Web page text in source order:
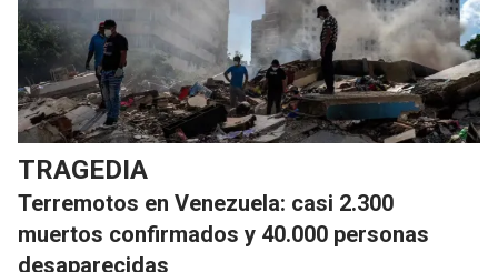
TRAGEDIA
Terremotos en Venezuela: casi 2.300
muertos confirmados y 40.000 personas
desaparecidas